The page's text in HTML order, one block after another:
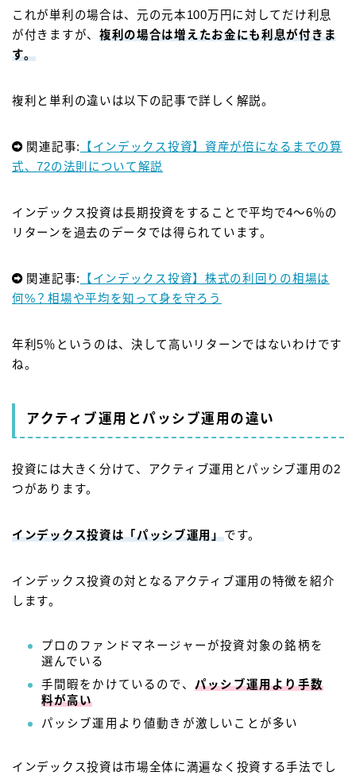
これが単利の場合は、元の元本100万円に対してだけ利息
が付きますが、 複利の場合は増えたお金にも利息が付きま
す。
複利と単利の違いは以下の記事で詳しく解説。
関連記事:
【インデックス投資】資産が倍になるまでの算
式、72の法則について解説
インデックス投資は長期投資をすることで平均で4～6％の
リターンを過去のデータでは得られています。
関連記事:
【インデックス投資】株式の利回りの相場は
何%？相場や平均を知って身を守ろう
年利5％というのは、決して高いリターンではないわけです
ね。
アクティブ運用とパッシブ運用の違い
投資には大きく分けて、 アクティブ運用とパッシブ運用の2
つがあります。
インデックス投資は「パッシブ運用」です。
インデックス投資の対となるアクティブ運用の特徴を紹介
します。
プロのファンドマネージャーが投資対象の銘柄を
選んでいる
手間暇をかけているので、 パッシブ運用より手数
料が高い
パッシブ運用より値動きが激しいことが多い
インデックス投資は市場全体に満遍なく投資する手法でし